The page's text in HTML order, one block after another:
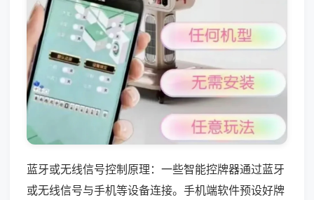
蓝牙或无线信号控制原理：一些智能控牌器通过蓝牙
或无线信号与手机等设备连接。手机端软件预设好牌